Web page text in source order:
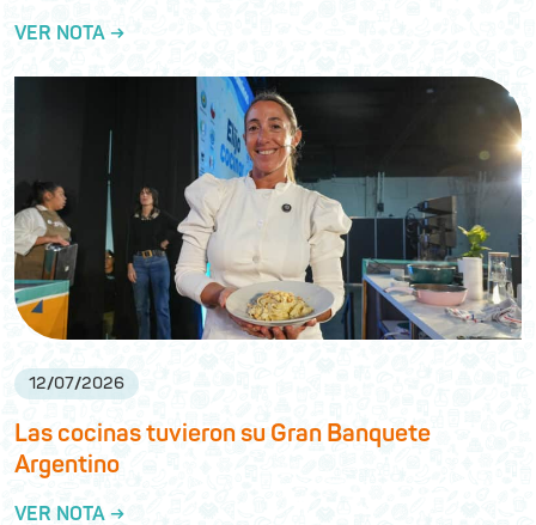
VER NOTA →
12/07/2026
Las cocinas tuvieron su Gran Banquete
Argentino
VER NOTA →